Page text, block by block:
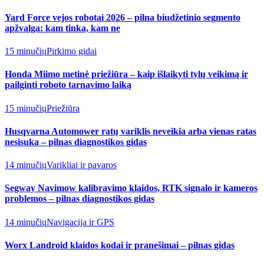
Yard Force vejos robotai 2026 – pilna biudžetinio segmento
apžvalga: kam tinka, kam ne
15 minučiųPirkimo gidai
Honda Miimo metinė priežiūra – kaip išlaikyti tylų veikimą ir
pailginti roboto tarnavimo laiką
15 minučiųPriežiūra
Husqvarna Automower ratų variklis neveikia arba vienas ratas
nesisuka – pilnas diagnostikos gidas
14 minučiųVarikliai ir pavaros
Segway Navimow kalibravimo klaidos, RTK signalo ir kameros
problemos – pilnas diagnostikos gidas
14 minučiųNavigacija ir GPS
Worx Landroid klaidos kodai ir pranešimai – pilnas gidas